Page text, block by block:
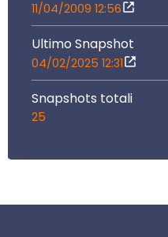
11/04/2009 12:56
Ultimo Snapshot
04/02/2025 12:31
Snapshots totali
25